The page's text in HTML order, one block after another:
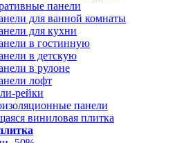
панели
для ванной комнаты
для кухни
в гостинную
в детскую
в рулоне
лофт
рейки
панели
виниловая плитка